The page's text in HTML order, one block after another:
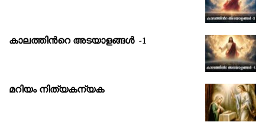
കാലത്തിൻറെ അടയാളങ്ങൾ -1
മറിയം നിത്യകന്യക